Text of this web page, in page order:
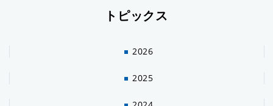
トピックス
2026
2025